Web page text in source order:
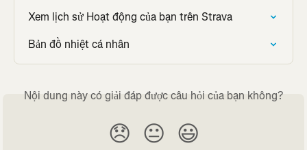
Xem lịch sử Hoạt động của bạn trên Strava
Bản đồ nhiệt cá nhân
Nội dung này có giải đáp được câu hỏi của bạn không?
😞 😐 😃